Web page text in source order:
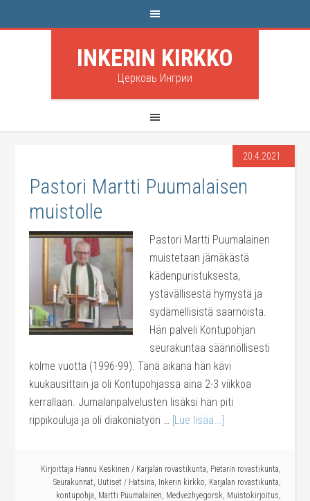
INKERIN KIRKKO
Церковь Ингрии
20.4.2021
Pastori Martti Puumalaisen
muistolle
Pastori Martti Puumalainen
muistetaan jämäkästä
kädenpuristuksesta,
ystävällisestä hymystä ja
sydämellisistä saarnoista.
Hän palveli Kontupohjan
seurakuntaa säännöllisesti
kolme vuotta (1996-99). Tänä aikana hän kävi
kuukausittain ja oli Kontupohjassa aina 2-3 viikkoa
kerrallaan. Jumalanpalvelusten lisäksi hän piti
rippikouluja ja oli diakoniatyön … [Lue lisää...]
Kirjoittaja Hannu Keskinen / Karjalan rovastikunta, Pietarin rovastikunta,
Seurakunnat, Uutiset / Hatsina, Inkerin kirkko, Karjalan rovastikunta,
kontupohja, Martti Puumalainen, Medvezhyegorsk, Muistokirjoitus,